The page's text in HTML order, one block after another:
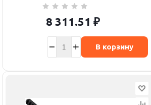
8 311.51 ₽
В корзину